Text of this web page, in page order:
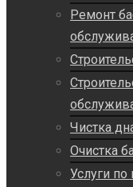
Ремонт
Чистка
Очистка
Услуги